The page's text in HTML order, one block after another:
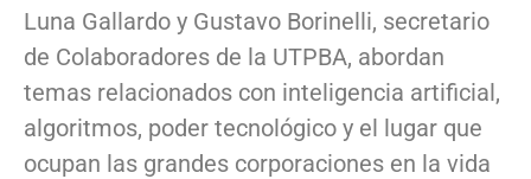
Luna Gallardo y Gustavo Borinelli, secretario
de Colaboradores de la UTPBA, abordan
temas relacionados con inteligencia artificial,
algoritmos, poder tecnológico y el lugar que
ocupan las grandes corporaciones en la vida